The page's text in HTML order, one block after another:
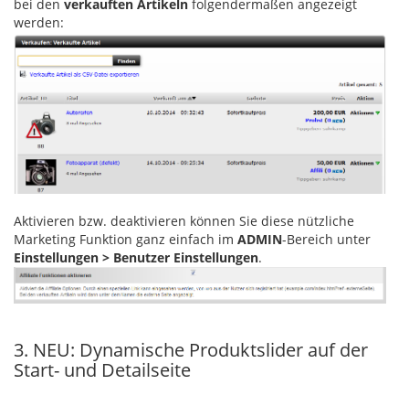
bei den verkauften Artikeln folgendermaßen angezeigt
werden:
Aktivieren bzw. deaktivieren können Sie diese nützliche
Marketing Funktion ganz einfach im ADMIN-Bereich unter
Einstellungen > Benutzer Einstellungen.
3. NEU: Dynamische Produktslider auf der
Start- und Detailseite